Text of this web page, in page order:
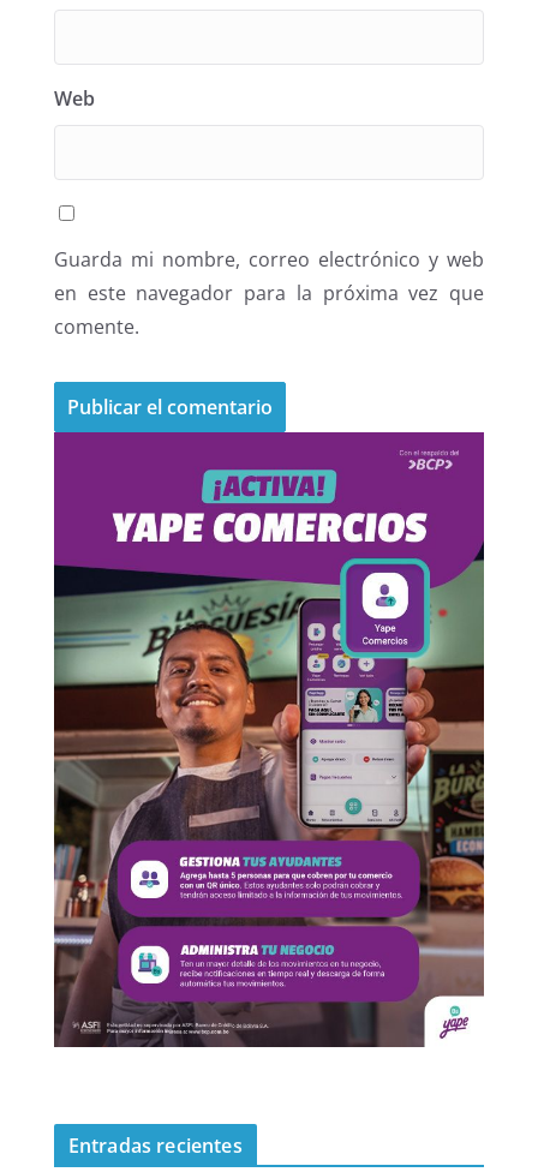
Web
Guarda mi nombre, correo electrónico y web
en este navegador para la próxima vez que
comente.
Entradas recientes